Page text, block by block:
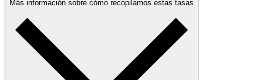
Más información sobre cómo recopilamos estas tasas